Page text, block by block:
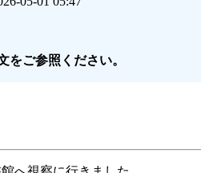
ご参照ください。